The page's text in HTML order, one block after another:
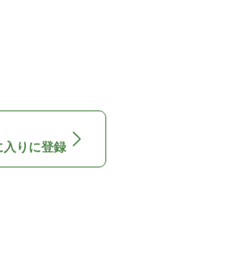
りに登録